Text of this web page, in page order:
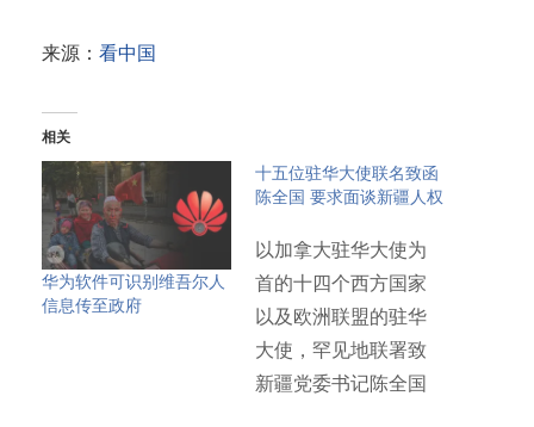
来源： 看中国
相关
华为软件可识别维吾尔人
信息传至政府
十五位驻华大使联名致函
陈全国 要求面谈新疆人权
以加拿大驻华大使为
首的十四个西方国家
以及欧洲联盟的驻华
大使，罕见地联署致
新疆党委书记陈全国